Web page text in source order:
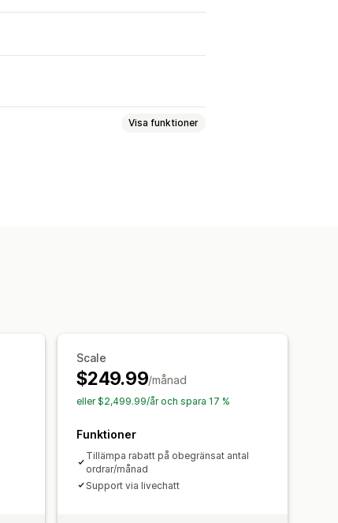
Visa funktioner
Automatiseringar
Scale
$249.99/månad
eller $2,499.99/år och spara 17 %
Funktioner
Tillämpa rabatt på obegränsat antal
ordrar/månad
Support via livechatt